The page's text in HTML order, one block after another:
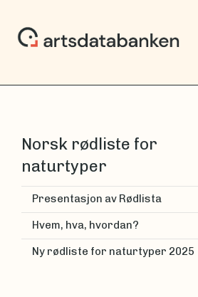
Norsk rødliste for
naturtyper
Presentasjon av Rødlista
Hvem, hva, hvordan?
Ny rødliste for naturtyper 2025